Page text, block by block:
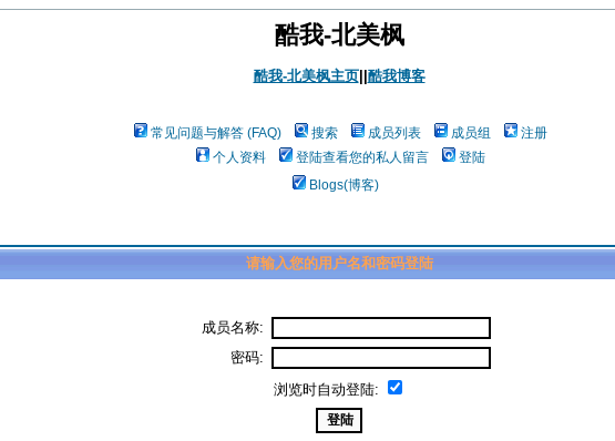
酷我-北美枫
酷我-北美枫主页|| 酷我博客
常见问题与解答 (FAQ) 搜索 成员列表 成员组
注册
个人资料
登陆查看您的私人留言
登陆
Blogs(博客)
请输入您的用户名和密码登陆
成员名称:
密码:
浏览时自动登陆: